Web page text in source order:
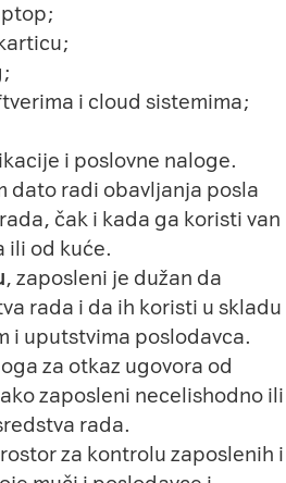
i cloud sistemima;
i poslovne naloge.
dato radi obavljanja posla
čak i kada ga koristi van
ili od kuće.
, zaposleni je dužan da
rada i da ih koristi u skladu
i uputstvima poslodavca.
za otkaz ugovora od
zaposleni necelishodno ili
rada.
za kontrolu zaposlenih i